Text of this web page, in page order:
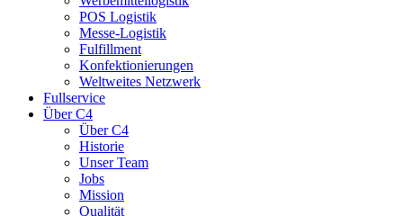
POS Logistik
Messe-Logistik
Fulfillment
Konfektionierungen
Weltweites Netzwerk
Fullservice
Über C4
Über C4
Historie
Unser Team
Jobs
Mission
Qualität